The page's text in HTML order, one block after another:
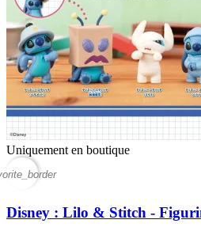
Uniquement en boutique
Disney : Lilo & Stitch -